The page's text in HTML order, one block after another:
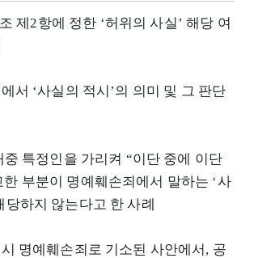
제2항에 정한 ‘허위의 사실’ 해당 여
서 ‘사실의 적시’의 의미 및 그 판단
특정인을 가리켜 “이단 중에 이단
한 부분이 명예훼손죄에서 말하는 ‘사
당하지 않는다고 한 사례
명예훼손죄로 기소된 사안에서, 공